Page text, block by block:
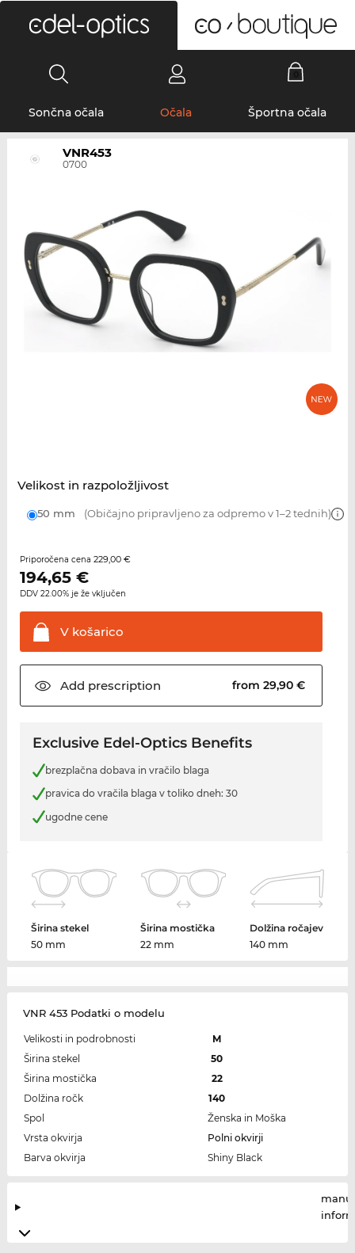
Sončna očala Očala Športna očala
VNR453
0700
Velikost in razpoložljivost
50 mm (Običajno pripravljeno za odpremo v 1–2 tednih)
Priporočena cena 229,00 €
194,65€
DDV 22.00% je že vključen
Vkošarico
Add prescription from 29,90 €
Exclusive Edel-Optics Benefits
brezplačna dobava in vračilo blaga
pravica do vračila blaga v toliko dneh: 30
ugodne cene
Širina stekel
50 mm
Širina mostička
22 mm
Dolžina ročajev
140 mm
VNR 453 Podatki o modelu
Velikosti in podrobnosti
M
Širina stekel
50
Širina mostička
22
Dolžina ročk
140
Spol
Ženska in Moška
Vrsta okvirja
Polni okvirji
Barva okvirja
Shiny Black